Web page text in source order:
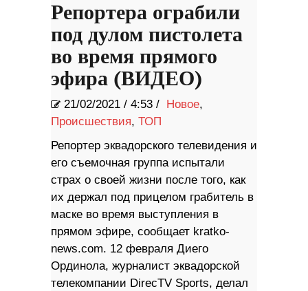
Репортера ограбили
под дулом пистолета
во время прямого
эфира (ВИДЕО)
21/02/2021 / 4:53 / Новое,
Происшествия, ТОП
Репортер эквадорского телевидения и
его съемочная группа испытали
страх о своей жизни после того, как
их держал под прицелом грабитель в
маске во время выступления в
прямом эфире, сообщает kratko-
news.com. 12 февраля Диего
Ординола, журналист эквадорской
телекомпании DirecTV Sports, делал